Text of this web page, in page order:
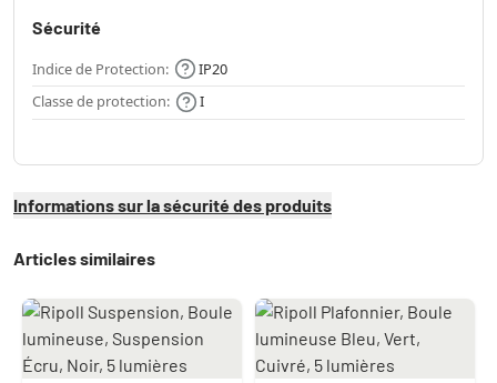
Sécurité
Indice de Protection:
IP20
Classe de protection:
I
Informations sur la sécurité des produits
Articles similaires